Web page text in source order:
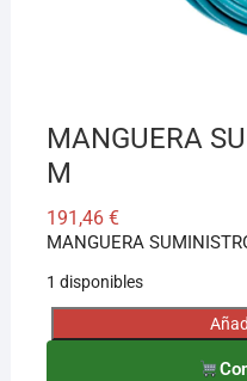
MANGUERA
M
191,46 €
MANGUERA
1 disponibles
MANGUERA